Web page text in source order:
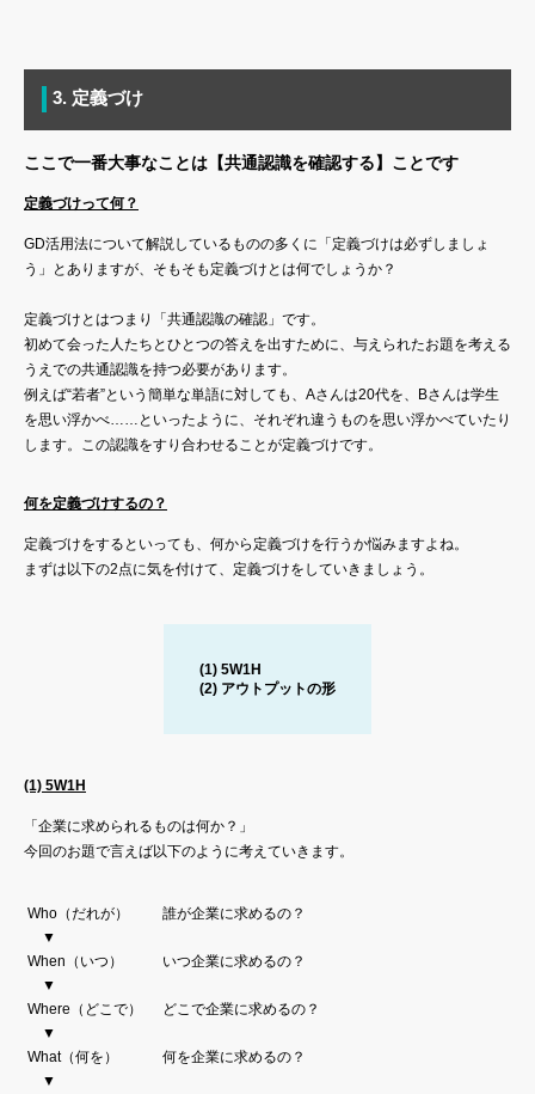
3. 定義づけ
ここで一番大事なことは【共通認識を確認する】ことです
定義づけって何？
GD活用法について解説しているものの多くに「定義づけは必ずしましょ
う」とありますが、そもそも定義づけとは何でしょうか？
定義づけとはつまり「共通認識の確認」です。
初めて会った人たちとひとつの答えを出すために、与えられたお題を考える
うえでの共通認識を持つ必要があります。
例えば“若者”という簡単な単語に対しても、Aさんは20代を、Bさんは学生
を思い浮かべ……といったように、それぞれ違うものを思い浮かべていたり
します。この認識をすり合わせることが定義づけです。
何を定義づけするの？
定義づけをするといっても、何から定義づけを行うか悩みますよね。
まずは以下の2点に気を付けて、定義づけをしていきましょう。
(1) 5W1H
(2) アウトプットの形
(1) 5W1H
「企業に求められるものは何か？」
今回のお題で言えば以下のように考えていきます。
Who（だれが）
誰が企業に求めるの？
▼
When（いつ）
いつ企業に求めるの？
▼
Where（どこで）
どこで企業に求めるの？
▼
What（何を）
何を企業に求めるの？
▼